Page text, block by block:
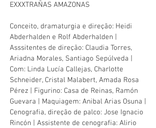
EXXXTRAÑAS AMAZONAS
Conceito, dramaturgia e direção: Heidi
Abderhalden e Rolf Abderhalden |
Asssitentes de direção: Claudia Torres,
Ariadna Morales, Santiago Sepúlveda |
Com: Linda Lucía Callejas, Charlotte
Schneider, Cristal Malabert, Amada Rosa
Pérez | Figurino: Casa de Reinas, Ramón
Guevara | Maquiagem: Anibal Arias Osuna |
Cenografia, direção de palco: Jose Ignacio
Rincón | Assistente de cenografia: Alirio